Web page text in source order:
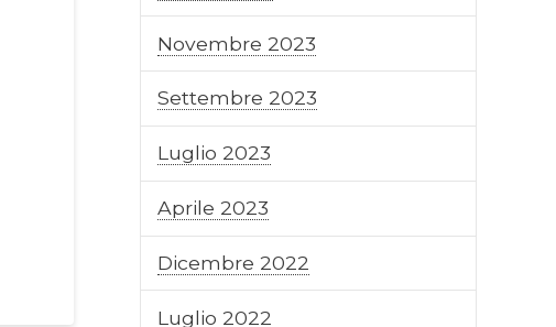
Novembre 2023
Settembre 2023
Luglio 2023
Aprile 2023
Dicembre 2022
Luglio 2022